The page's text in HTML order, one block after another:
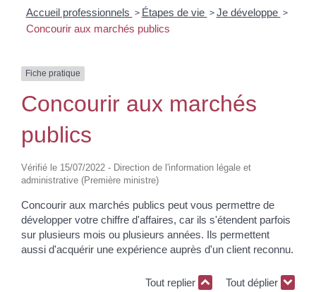
Accueil professionnels > Étapes de vie > Je développe >
Concourir aux marchés publics
Fiche pratique
Concourir aux marchés
publics
Vérifié le 15/07/2022 - Direction de l'information légale et
administrative (Première ministre)
Concourir aux marchés publics peut vous permettre de
développer votre chiffre d'affaires, car ils s'étendent parfois
sur plusieurs mois ou plusieurs années. Ils permettent
aussi d'acquérir une expérience auprès d'un client reconnu.
Tout replier Tout déplier